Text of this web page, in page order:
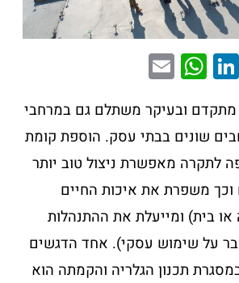
T
el
Li
n
k
e
dI
n
W
h
at
s
A
p
p
ai
l
מתקדם ובעיקר משתלם גם במרחבי
שונים בבתי עסק. הוספת קומת
לתקרה מאפשרת ניצול טוב יותר
משפרת את איכות החיים
בית) ומייעלת את ההתנהלות
על שימוש עסקי). אחד הדגשים
תכנון הגלריה והקמתה הוא